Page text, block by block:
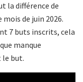
la différence de
de juin 2026.
7 buts inscrits, cela
manque
le but.